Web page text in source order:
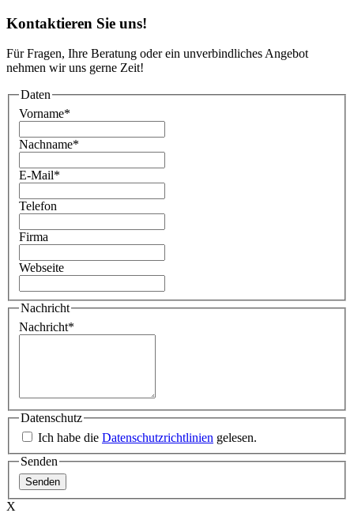
Kontaktieren Sie uns!
Für Fragen, Ihre Beratung oder ein unverbindliches Angebot
nehmen wir uns gerne Zeit!
Daten
Vorname*
Nachname*
E-Mail*
Telefon
Firma
Webseite
Nachricht
Nachricht*
Datenschutz
Ich habe die Datenschutzrichtlinien gelesen.
Senden
X